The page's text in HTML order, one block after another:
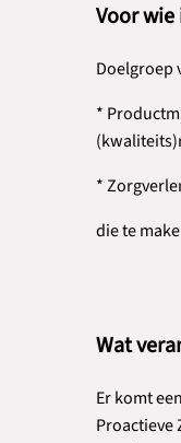
Voor
Doelgroep
*
*
die te
Wat
Er komt
Proactieve